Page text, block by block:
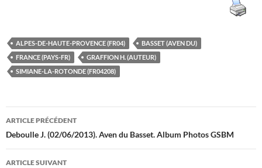
ALPES-DE-HAUTE-PROVENCE (FR04)
BASSET (AVEN DU)
FRANCE (PAYS-FR)
GRAFFION H. (AUTEUR)
SIMIANE-LA-ROTONDE (FR04208)
Navigation
des
articles
ARTICLE PRÉCÉDENT
Deboulle J. (02/06/2013). Aven du Basset. Album Photos GSBM
ARTICLE SUIVANT